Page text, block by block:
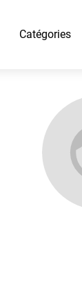
Catégories